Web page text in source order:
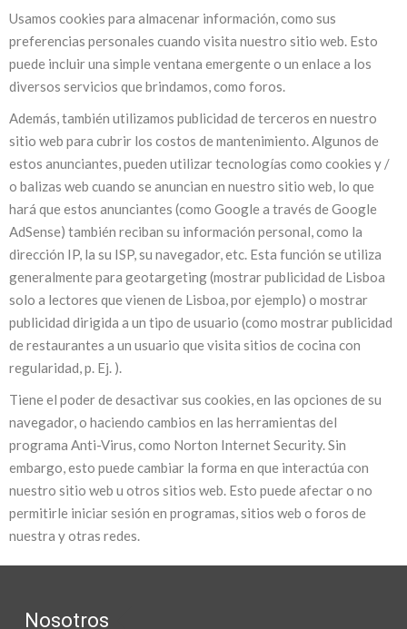
Usamos cookies para almacenar información, como sus
preferencias personales cuando visita nuestro sitio web. Esto
puede incluir una simple ventana emergente o un enlace a los
diversos servicios que brindamos, como foros.
Además, también utilizamos publicidad de terceros en nuestro
sitio web para cubrir los costos de mantenimiento. Algunos de
estos anunciantes, pueden utilizar tecnologías como cookies y /
o balizas web cuando se anuncian en nuestro sitio web, lo que
hará que estos anunciantes (como Google a través de Google
AdSense) también reciban su información personal, como la
dirección IP, la su ISP, su navegador, etc. Esta función se utiliza
generalmente para geotargeting (mostrar publicidad de Lisboa
solo a lectores que vienen de Lisboa, por ejemplo) o mostrar
publicidad dirigida a un tipo de usuario (como mostrar publicidad
de restaurantes a un usuario que visita sitios de cocina con
regularidad, p. Ej. ).
Tiene el poder de desactivar sus cookies, en las opciones de su
navegador, o haciendo cambios en las herramientas del
programa Anti-Virus, como Norton Internet Security. Sin
embargo, esto puede cambiar la forma en que interactúa con
nuestro sitio web u otros sitios web. Esto puede afectar o no
permitirle iniciar sesión en programas, sitios web o foros de
nuestra y otras redes.
Nosotros